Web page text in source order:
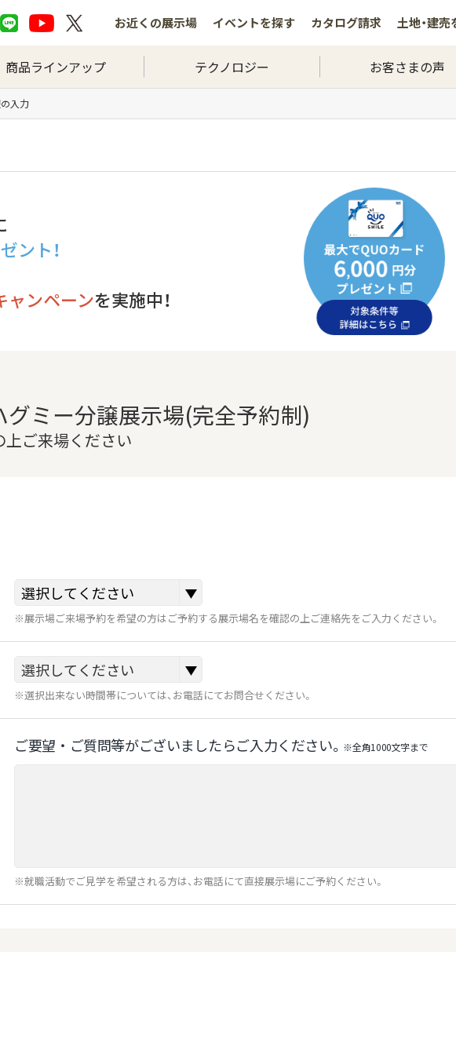
お近くの展示場 イベントを探す カタログ請求 土地・建売
商品ラインアップ テクノロジー お客さまの声
の入力
ント！
ャンペーンを実施中！
ミー分譲展示場(完全予約制)
上ご来場ください
※展示場ご来場予約を希望の方はご予約する展示場名を確認の上ご連絡先をご入力ください。
※選択出来ない時間帯については、お電話にてお問合せください。
ご要望‧ご質問等がございましたらご⼊⼒ください。 ※全⾓1000⽂字まで
※就職活動でご見学を希望される方は、お電話にて直接展示場にご予約ください。